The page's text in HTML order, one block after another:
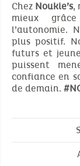
Chez Noukie’s,
mieux
l’autonomie.
plus positif.
futurs et
puissent
confiance en
de demain.